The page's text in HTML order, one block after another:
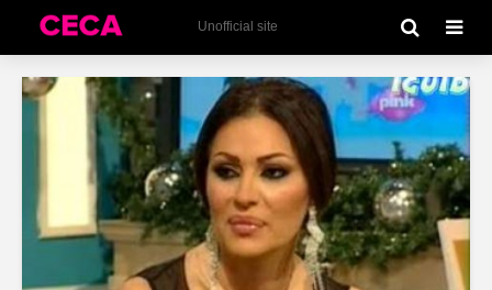
Unofficial site